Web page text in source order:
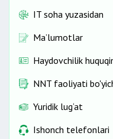
IT soha yuzasidan
Ma’lumotlar
Haydovchilik
NNT faoliyati
Yuridik lug‘at
Ishonch telefonlari